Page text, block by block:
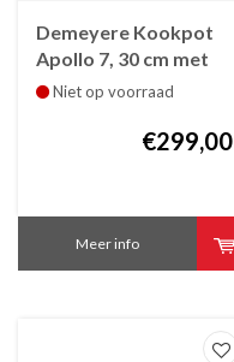
Demeyere Kookpot
Apollo 7, 30 cm met
deksel
Niet op voorraad
€299,00
Meer info